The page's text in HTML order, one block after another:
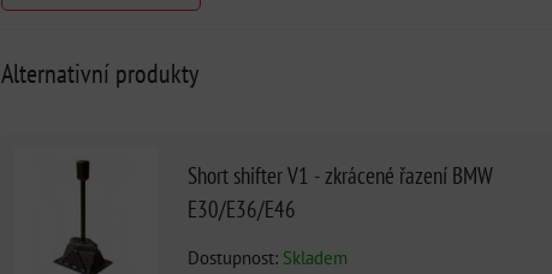
Alternativní produkty
Short shifter V1 - zkrácené řazení BMW
E30/E36/E46
Dostupnost: Skladem